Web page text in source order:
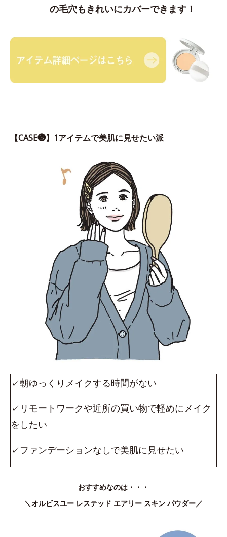
の毛穴もきれいにカバーできます！
【CASE❸】1アイテムで美肌に見せたい派
✓朝ゆっくりメイクする時間がない
✓リモートワークや近所の買い物で軽めにメイク
をしたい
✓ファンデーションなしで美肌に見せたい
おすすめなのは・・・
＼オルビスユー レステッド エアリー スキン パウダー／